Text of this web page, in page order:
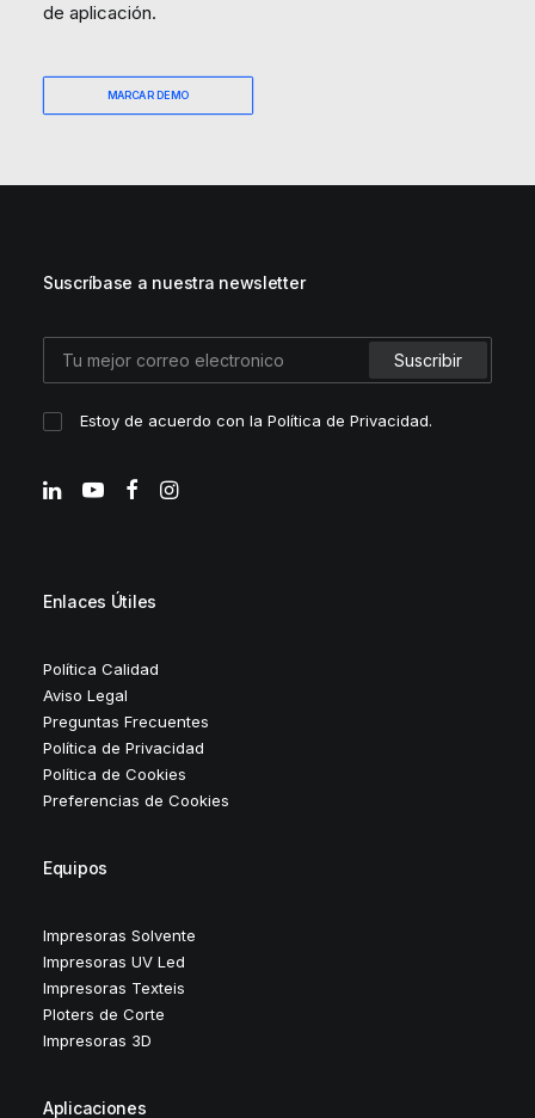
de aplicación.
MARCAR DEMO
Suscríbase a nuestra newsletter
Estoy de acuerdo con laPolítica de Privacidad.
Enlaces Útiles
Política Calidad
Aviso Legal
Preguntas Frecuentes
Política de Privacidad
Política de Cookies
Preferencias de Cookies
Equipos
Impresoras Solvente
Impresoras UV Led
Impresoras Texteis
Ploters de Corte
Impresoras 3D
Aplicaciones